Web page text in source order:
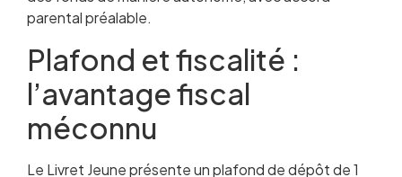
parental préalable.
Plafond et fiscalité :
l’avantage fiscal
méconnu
Le Livret Jeune présente un plafond de dépôt de 1